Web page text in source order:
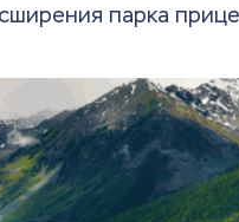
парка